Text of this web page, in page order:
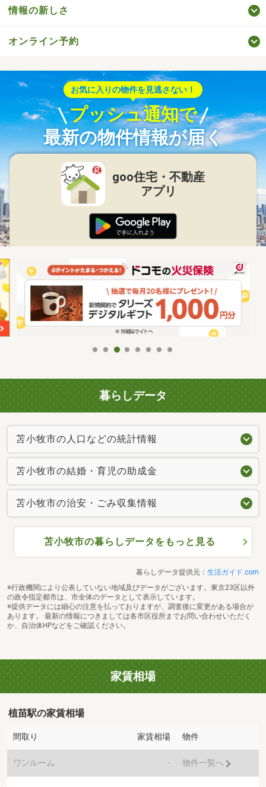
情報の新しさ
オンライン予約
お気に入りの物件を見逃さない！
プッシュ通知で
最新の物件情報が届く
goo住宅・不動産
アプリ
暮らしデータ
苫小牧市の人口などの統計情報
苫小牧市の結婚・育児の助成金
苫小牧市の治安・ごみ収集情報
苫小牧市の暮らしデータをもっと見る
暮らしデータ提供元： 生活ガイド.com
※行政機関により公表していない地域及びデータがございます。東京23区以外
の政令指定都市は、市全体のデータとして表示しています。
※提供データには細心の注意を払っておりますが、調査後に変更がある場合が
あります。 最新の情報につきましては各市区役所までお問い合わせいただく
か、自治体HPなどをご確認ください。
家賃相場
植苗駅の家賃相場
間取り 家賃相場 物件
ワンルーム - 物件一覧へ